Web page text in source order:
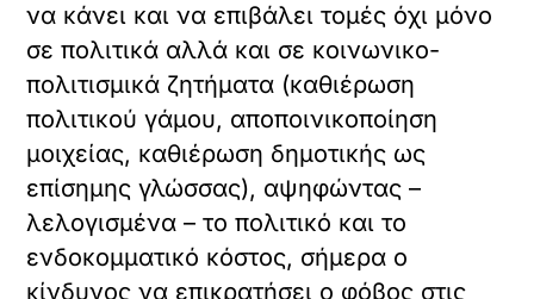
να κάνει και να επιβάλει τομές όχι μόνο
σε πολιτικά αλλά και σε κοινωνικο-
πολιτισμικά ζητήματα (καθιέρωση
πολιτικού γάμου, αποποινικοποίηση
μοιχείας, καθιέρωση δημοτικής ως
επίσημης γλώσσας), αψηφώντας –
λελογισμένα – το πολιτικό και το
ενδοκομματικό κόστος, σήμερα ο
κίνδυνος να επικρατήσει ο φόβος στις